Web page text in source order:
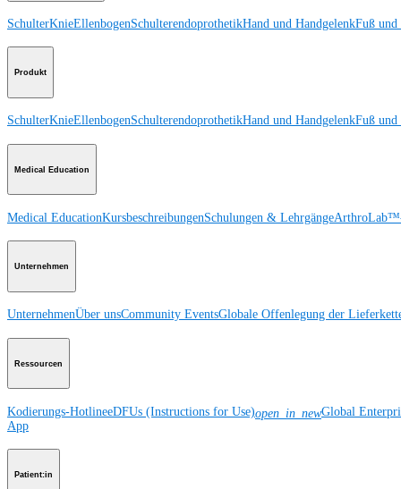
SchulterKnieEllenbogenSchulterendoprothetikHand und HandgelenkFuß und
Produkt
SchulterKnieEllenbogenSchulterendoprothetikHand und HandgelenkFuß und
Medical Education
Medical EducationKursbeschreibungenSchulungen & Lehrgänge
Unternehmen
UnternehmenÜber unsCommunity EventsGlobale Offenlegung der
Ressourcen
Kodierungs-HotlineeDFUs (Instructions for Use)open_in_newGlobal
App
Patient:in